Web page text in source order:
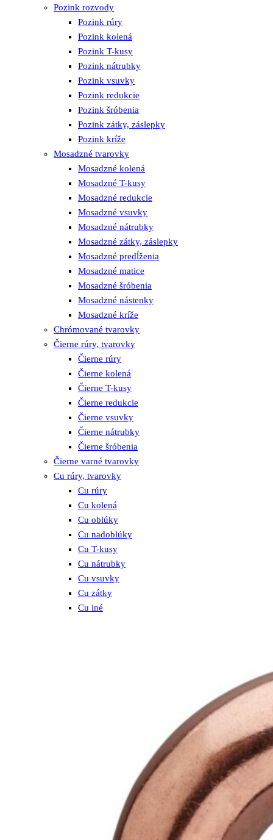
Pozink rozvody
Pozink rúry
Pozink kolená
Pozink T-kusy
Pozink nátrubky
Pozink vsuvky
Pozink redukcie
Pozink šróbenia
Pozink zátky, záslepky
Pozink kríže
Mosadzné tvarovky
Mosadzné kolená
Mosadzné T-kusy
Mosadzné redukcie
Mosadzné vsuvky
Mosadzné nátrubky
Mosadzné zátky, záslepky
Mosadzné predĺženia
Mosadzné matice
Mosadzné šróbenia
Mosadzné nástenky
Mosadzné kríže
Chrómované tvarovky
Čierne rúry, tvarovky
Čierne rúry
Čierne kolená
Čierne T-kusy
Čierne redukcie
Čierne vsuvky
Čierne nátrubky
Čierne šróbenia
Čierne varné tvarovky
Cu rúry, tvarovky
Cu rúry
Cu kolená
Cu oblúky
Cu nadoblúky
Cu T-kusy
Cu nátrubky
Cu vsuvky
Cu zátky
Cu iné